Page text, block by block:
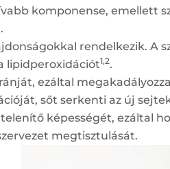
komponense, emellett
rendelkezik. A
lipidperoxidációt1,2.
ezáltal
sőt serkenti az új
képességét, ezáltal
megtisztulását.